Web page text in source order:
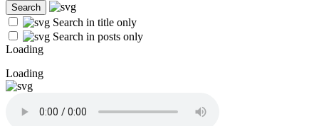
Search in title only
Search in posts only
Loading
Loading